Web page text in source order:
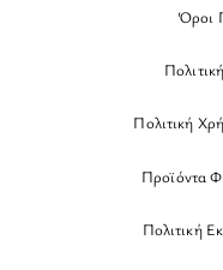
Όροι
Πολιτική
Προϊόντα
Πολιτική